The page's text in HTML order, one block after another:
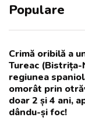
Populare
Crimă oribilă a
Tureac
regiunea
omorât prin
doar 2 și 4 ani,
dându-și foc!